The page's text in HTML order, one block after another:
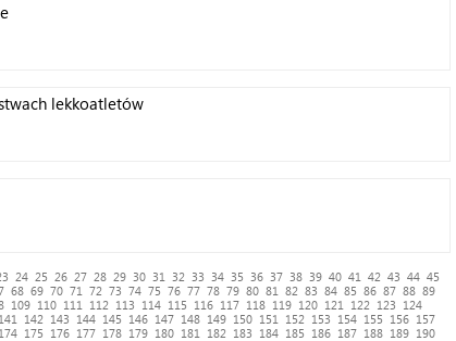
lekkoatletów
24 25 26 27 28 29 30 31 32 33 34 35 36 37 38 39 40 41 42 43 44 45
68 69 70 71 72 73 74 75 76 77 78 79 80 81 82 83 84 85 86 87 88 89
109 110 111 112 113 114 115 116 117 118 119 120 121 122 123
124
141 142 143 144 145 146 147 148 149 150 151 152 153 154 155 156 157
174 175 176 177 178 179 180 181 182 183 184 185 186 187 188 189 190